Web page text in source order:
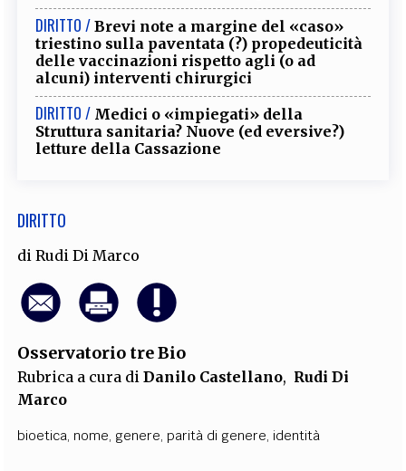
DIRITTO / Brevi note a margine del «caso»
triestino sulla paventata (?) propedeuticità
delle vaccinazioni rispetto agli (o ad
alcuni) interventi chirurgici
DIRITTO / Medici o «impiegati» della
Struttura sanitaria? Nuove (ed eversive?)
letture della Cassazione
DIRITTO
diRudi Di Marco
Osservatorio tre Bio
Rubrica a cura diDanilo Castellano, Rudi Di
Marco
bioetica, nome, genere, parità di genere, identità